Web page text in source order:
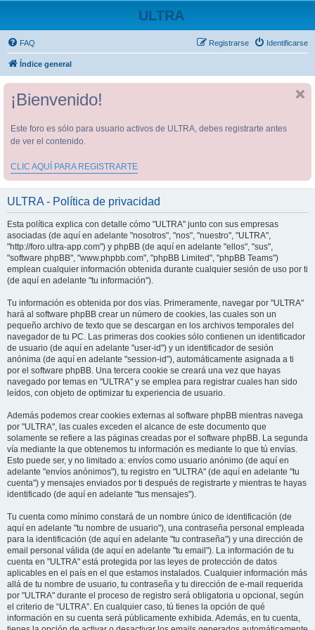
ULTRA
FAQ Identificarse
Registrarse
Índice general
¡Bienvenido!
Este foro es sólo para usuario activos de ULTRA, debes registrarte antes
de ver el contenido.
CLIC AQUÍ PARA REGISTRARTE
ULTRA - Política de privacidad
Esta política explica con detalle cómo "ULTRA" junto con sus empresas
asociadas (de aquí en adelante "nosotros", "nos", "nuestro", "ULTRA",
"http://foro.ultra-app.com") y phpBB (de aquí en adelante "ellos", "sus",
"software phpBB", "www.phpbb.com", "phpBB Limited", "phpBB Teams")
emplean cualquier información obtenida durante cualquier sesión de uso por ti
(de aquí en adelante "tu información").
Tu información es obtenida por dos vías. Primeramente, navegar por "ULTRA"
hará al software phpBB crear un número de cookies, las cuales son un
pequeño archivo de texto que se descargan en los archivos temporales del
navegador de tu PC. Las primeras dos cookies sólo contienen un identificador
de usuario (de aquí en adelante "user-id") y un identificador de sesión
anónima (de aquí en adelante "session-id"), automáticamente asignada a ti
por el software phpBB. Una tercera cookie se creará una vez que hayas
navegado por temas en "ULTRA" y se emplea para registrar cuales han sido
leídos, con objeto de optimizar tu experiencia de usuario.
Además podemos crear cookies externas al software phpBB mientras navega
por "ULTRA", las cuales exceden el alcance de este documento que
solamente se refiere a las páginas creadas por el software phpBB. La segunda
vía mediante la que obtenemos tu información es mediante lo que tú envías.
Esto puede ser, y no limitado a: envíos como usuario anónimo (de aquí en
adelante "envíos anónimos"), tu registro en "ULTRA" (de aquí en adelante "tu
cuenta") y mensajes enviados por ti después de registrarte y mientras te hayas
identificado (de aquí en adelante "tus mensajes").
Tu cuenta como mínimo constará de un nombre único de identificación (de
aquí en adelante "tu nombre de usuario"), una contraseña personal empleada
para la identificación (de aquí en adelante "tu contraseña") y una dirección de
email personal válida (de aquí en adelante "tu email"). La información de tu
cuenta en "ULTRA" está protegida por las leyes de protección de datos
aplicables en el país en el que estamos instalados. Cualquier información más
allá de tu nombre de usuario, tu contraseña y tu dirección de e-mail requerida
por "ULTRA" durante el proceso de registro será obligatoria u opcional, según
el criterio de “ULTRA”. En cualquier caso, tú tienes la opción de qué
información en su cuenta será públicamente exhibida. Además, en tu cuenta,